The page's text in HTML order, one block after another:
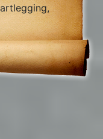
herstel,